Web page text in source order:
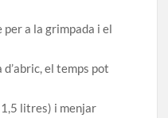
a la grimpada i el
el temps pot
litres) i menjar